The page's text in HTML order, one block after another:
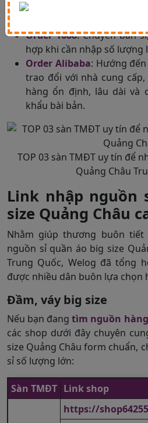
Order Taobao
: Phù hợp
Order 1688: Chuyên bán
hợp khi cần nhập số lượng
Order Alibaba: Hướng
trao đổi với nhà cung
hàng ổn định, lâu dài và
khẩu bài bản.
TOP 03 sàn TMĐT uy tín để
Quảng Châu
Link nhập nguồn
size Quảng Châu
Nhằm giúp thương buôn
nguồn sỉ quần áo big size
Trung Quốc, Welog đã tổng
được nhiều dân buôn lựa chọn
Đầm, váy big size
Nếu bạn đangtìm nguồn
các shop dưới đây chuyên
size Quảng Châu form chuẩn,
sỉ số lượng lớn:
Sàn TMĐT Link shop
https://